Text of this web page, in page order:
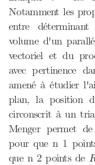
Notamment les
entre
volume d'un
vectoriel et du
avec pertinence
amené à étudier
plan, la position
circonscrit à un
Menger permet
pour que n 1
que n 2 points de